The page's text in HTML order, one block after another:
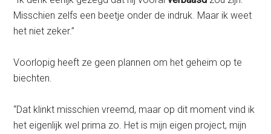
Misschien zelfs een beetje onder de indruk. Maar ik weet
het niet zeker.”
Voorlopig heeft ze geen plannen om het geheim op te
biechten.
“Dat klinkt misschien vreemd, maar op dit moment vind ik
het eigenlijk wel prima zo. Het is mijn eigen project, mijn